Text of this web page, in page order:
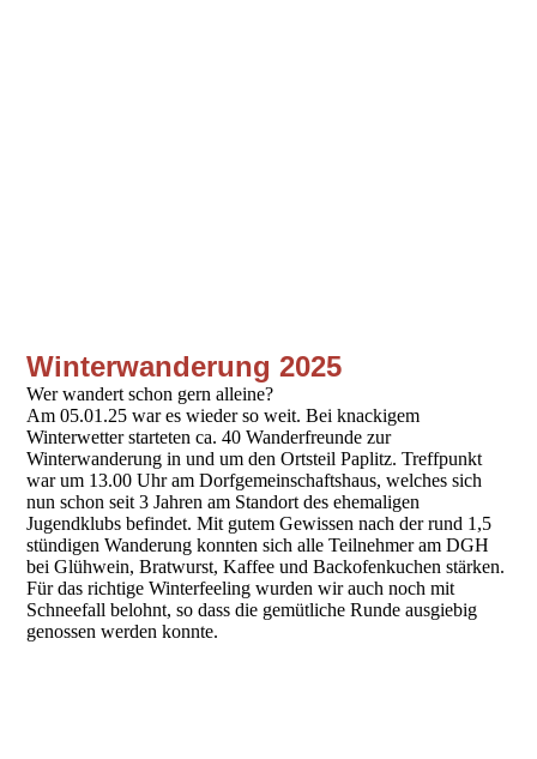
Winterwanderung 2025
Wer wandert schon gern alleine?
Am 05.01.25 war es wieder so weit. Bei knackigem
Winterwetter starteten ca. 40 Wanderfreunde zur
Winterwanderung in und um den Ortsteil Paplitz. Treffpunkt
war um 13.00 Uhr am Dorfgemeinschaftshaus, welches sich
nun schon seit 3 Jahren am Standort des ehemaligen
Jugendklubs befindet. Mit gutem Gewissen nach der rund 1,5
stündigen Wanderung konnten sich alle Teilnehmer am DGH
bei Glühwein, Bratwurst, Kaffee und Backofenkuchen stärken.
Für das richtige Winterfeeling wurden wir auch noch mit
Schneefall belohnt, so dass die gemütliche Runde ausgiebig
genossen werden konnte.